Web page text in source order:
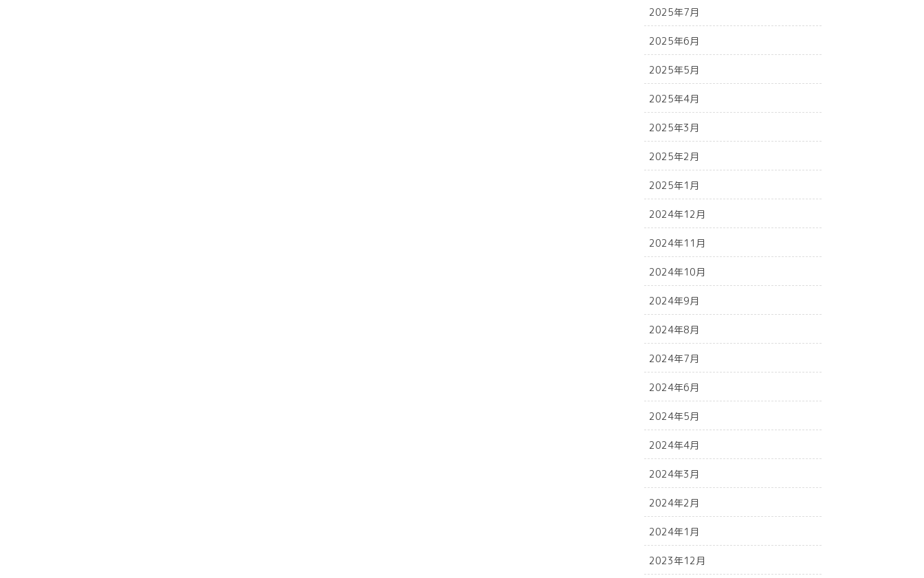
2025年7月
2025年6月
2025年5月
2025年4月
2025年3月
2025年2月
2025年1月
2024年12月
2024年11月
2024年10月
2024年9月
2024年8月
2024年7月
2024年6月
2024年5月
2024年4月
2024年3月
2024年2月
2024年1月
2023年12月